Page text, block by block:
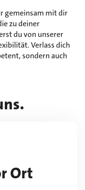
gemeinsam mit dir
zu deiner
du von unserer
Verlass dich
sondern auch
Ort